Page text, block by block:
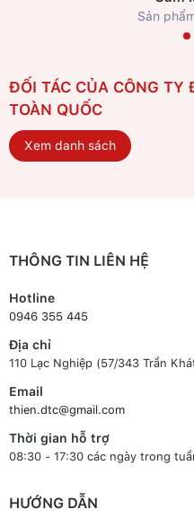
Sản
ĐỐI TÁC CỦA CÔNG TY
TOÀN QUỐC
Xem danh sách
THÔNG TIN LIÊN HỆ
Hotline
0946 355 445
Địa chỉ
110 Lạc Nghiệp (57/343 Trần
Email
thien.dtc@gmail.com
Thời gian hỗ trợ
08:30 - 17:30 các ngày trong
HƯỚNG DẪN